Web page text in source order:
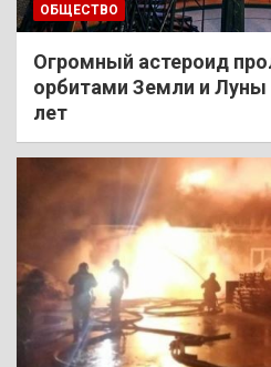
ОБЩЕСТВО
Огромный астероид
орбитами Земли и Луны
лет